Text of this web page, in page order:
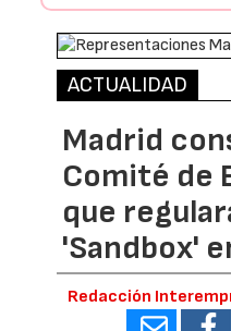
ACTUALIDAD
Madrid
Comité de
que
'Sandbox'
Redacción